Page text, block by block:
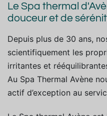
Le Spa thermal
douceur et de
Depuis plus de 30 ans,
scientifiquement les
irritantes et
Au Spa Thermal Avène
actif d’exception au